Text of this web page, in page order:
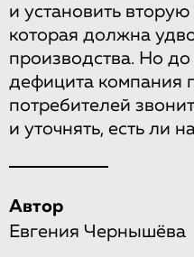
и установить
которая должна
производства. Но
дефицита компания
потребителей
и уточнять, есть ли
Автор
Евгения Чернышёва